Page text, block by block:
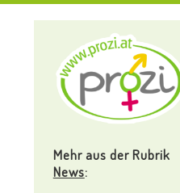
Mehr aus der Rubrik
News: